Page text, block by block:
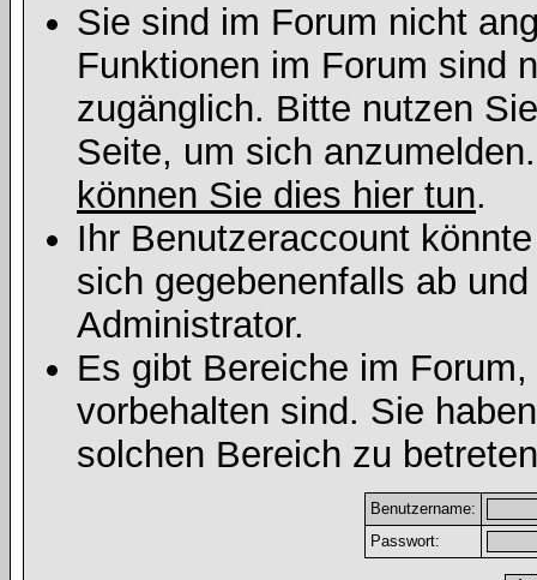
Sie sind im Forum nicht
Funktionen im Forum sind
zugänglich. Bitte nutzen
Seite, um sich
können Sie dies hier tun.
Ihr Benutzeraccount
sich gegebenenfalls ab
Administrator.
Es gibt Bereiche im
vorbehalten sind. Sie
solchen Bereich zu
Benutzername:
Passwort: